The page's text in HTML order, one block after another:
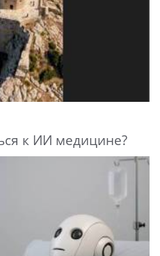
к ИИ медицине?